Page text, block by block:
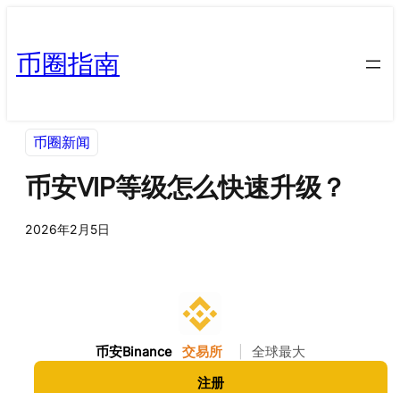
币圈指南
币圈新闻
币安VIP等级怎么快速升级？
2026年2月5日
币安Binance 交易所 全球最大
注册